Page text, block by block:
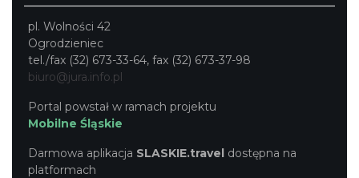
pl. Wolności 42
Ogrodzieniec
tel./fax (32) 673-33-64, fax (32) 673-37-98
biuro@jura.info.pl
Portal powstał w ramach projektu
Mobilne Śląskie
Darmowa aplikacja SLASKIE.travel dostępna na
platformach